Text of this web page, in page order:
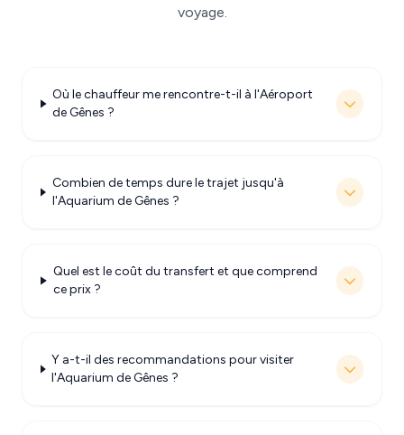
voyage.
Où le chauffeur me rencontre-t-il à l'Aéroport
de Gênes ?
Combien de temps dure le trajet jusqu'à
l'Aquarium de Gênes ?
Quel est le coût du transfert et que comprend
ce prix ?
Y a-t-il des recommandations pour visiter
l'Aquarium de Gênes ?